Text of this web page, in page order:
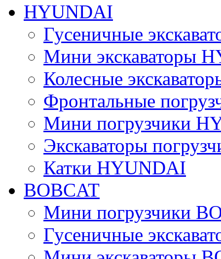
HYUNDAI
Гусеничные
Мини экскаваторы
Колесные
Фронтальные
Мини погрузчики
Экскаваторы
Катки HYUNDAI
BOBCAT
Мини погрузчики
Гусеничные